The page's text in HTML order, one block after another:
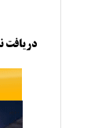
دریافت